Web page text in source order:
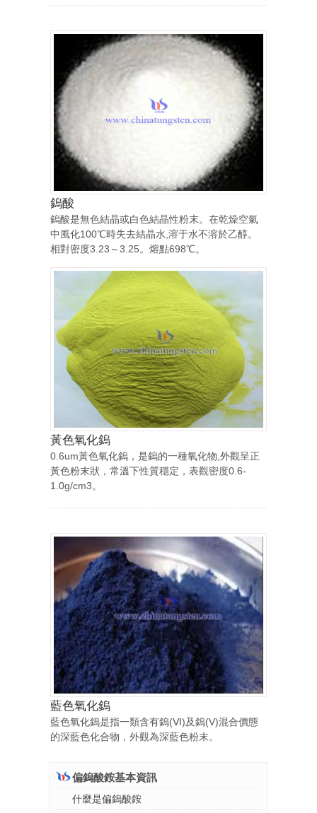
鎢酸
鎢酸是無色結晶或白色結晶性粉末。在乾燥空氣
中風化100℃時失去結晶水,溶于水不溶於乙醇。
相對密度3.23～3.25。熔點698℃。
黃色氧化鎢
0.6um黃色氧化鎢，是鎢的一種氧化物,外觀呈正
黃色粉末狀，常溫下性質穩定，表觀密度0.6-
1.0g/cm3。
藍色氧化鎢
藍色氧化鎢是指一類含有鎢(Ⅵ)及鎢(V)混合價態
的深藍色化合物，外觀為深藍色粉末。
偏鎢酸銨基本資訊
什麼是偏鎢酸銨